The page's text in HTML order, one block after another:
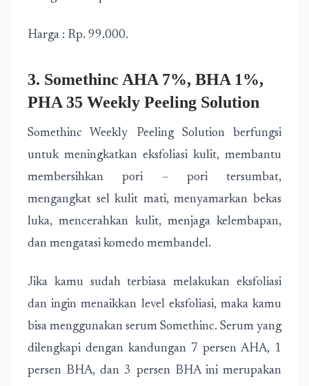
Harga : Rp. 99.000.
3. Somethinc AHA 7%, BHA 1%,
PHA 35 Weekly Peeling Solution
Somethinc Weekly Peeling Solution berfungsi
untuk meningkatkan eksfoliasi kulit, membantu
membersihkan pori – pori tersumbat,
mengangkat sel kulit mati, menyamarkan bekas
luka, mencerahkan kulit, menjaga kelembapan,
dan mengatasi komedo membandel.
Jika kamu sudah terbiasa melakukan eksfoliasi
dan ingin menaikkan level eksfoliasi, maka kamu
bisa menggunakan serum Somethinc. Serum yang
dilengkapi dengan kandungan 7 persen AHA, 1
persen BHA, dan 3 persen BHA ini merupakan